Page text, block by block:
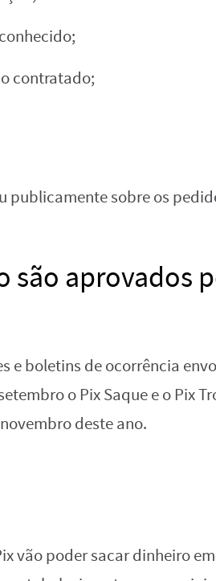
contratado;
publicamente sobre os
são aprovados
e boletins de ocorrência
o Pix Saque e o Pix
deste ano.
vão poder sacar dinheiro